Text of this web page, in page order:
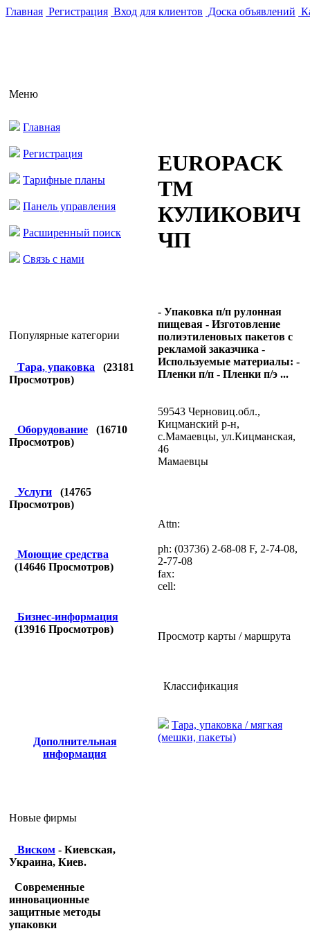
Главная Регистрация Вход для клиентов Доска объявлений
Меню
Главная
Регистрация
Тарифные планы
Панель управления
Расширенный поиск
Связь с нами
Популярные категории
Тара, упаковка (23181
Просмотров)
Оборудование (16710
Просмотров)
Услуги (14765
Просмотров)
Моющие средства
(14646 Просмотров)
Бизнес-информация
(13916 Просмотров)
Дополнительная
информация
Новые фирмы
Виском - Киевская,
Украина, Киев.
Современные
инновационные
защитные методы
упаковки
EUROPACK
ТМ
КУЛИКОВИЧ
ЧП
- Упаковка п/п рулонная
пищевая - Изготовление
полиэтиленовых пакетов с
рекламой заказчика -
Используемые материалы: -
Пленки п/п - Пленки п/э ...
59543 Черновиц.обл.,
Кицманский р-н,
с.Мамаевцы, ул.Кицманская,
46
Мамаевцы
Attn:
ph: (03736) 2-68-08 F, 2-74-08,
2-77-08
fax:
cell:
Просмотр карты / маршрута
Классификация
Тара, упаковка / мягкая
(мешки, пакеты)